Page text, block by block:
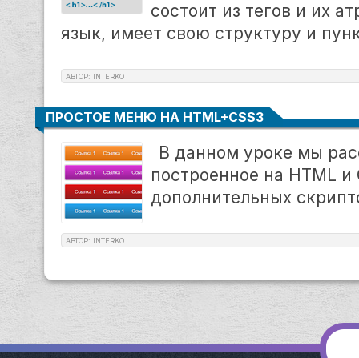
состоит из тегов и их
язык, имеет свою структуру и
АВТОР: INTERKO
ПРОСТОЕ МЕНЮ НА HTML+CSS3
В данном уроке мы
построенное на HTML и
дополнительных
АВТОР: INTERKO